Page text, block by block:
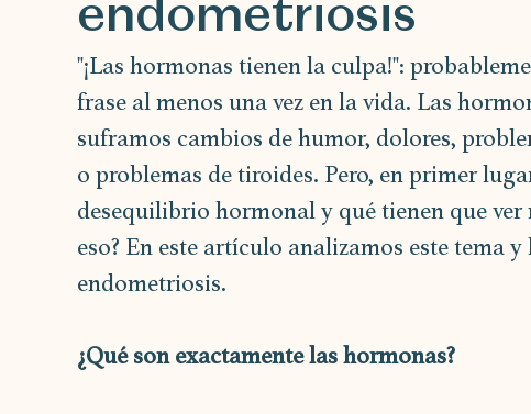
endometriosis
"¡Las hormonas tienen la culpa!":
frase al menos una vez en la vida. Las
suframos cambios de humor, dolores,
o problemas de tiroides. Pero, en primer
desequilibrio hormonal y qué tienen que
eso? En este artículo analizamos este tema
endometriosis.
¿Qué son exactamente las hormonas?